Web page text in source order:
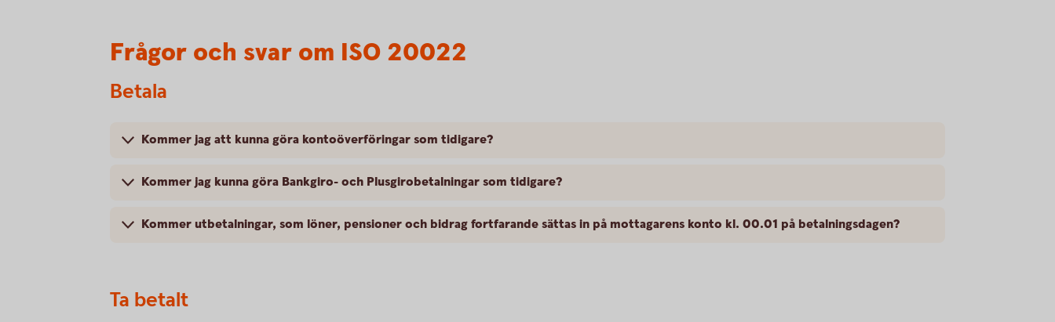
Frågor och svar om ISO 20022
Betala
Kommer jag att kunna göra kontoöverföringar som tidigare?
Kommer jag kunna göra Bankgiro- och Plusgirobetalningar som tidigare?
Kommer utbetalningar, som löner, pensioner och bidrag fortfarande sättas in på mottagarens konto kl. 00.01 på betalningsdagen?
Ta betalt